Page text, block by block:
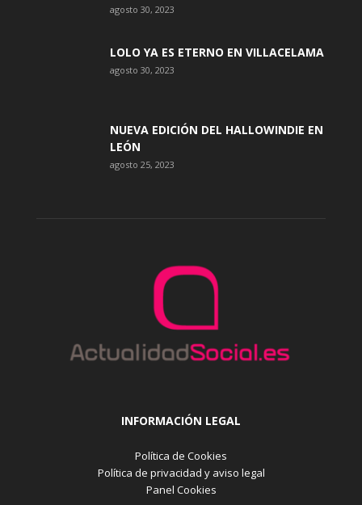
agosto 30, 2023
LOLO YA ES ETERNO EN VILLACELAMA
agosto 30, 2023
NUEVA EDICIÓN DEL HALLOWINDIE EN
LEÓN
agosto 25, 2023
INFORMACIÓN LEGAL
Política de Cookies
Política de privacidad y aviso legal
Panel Cookies